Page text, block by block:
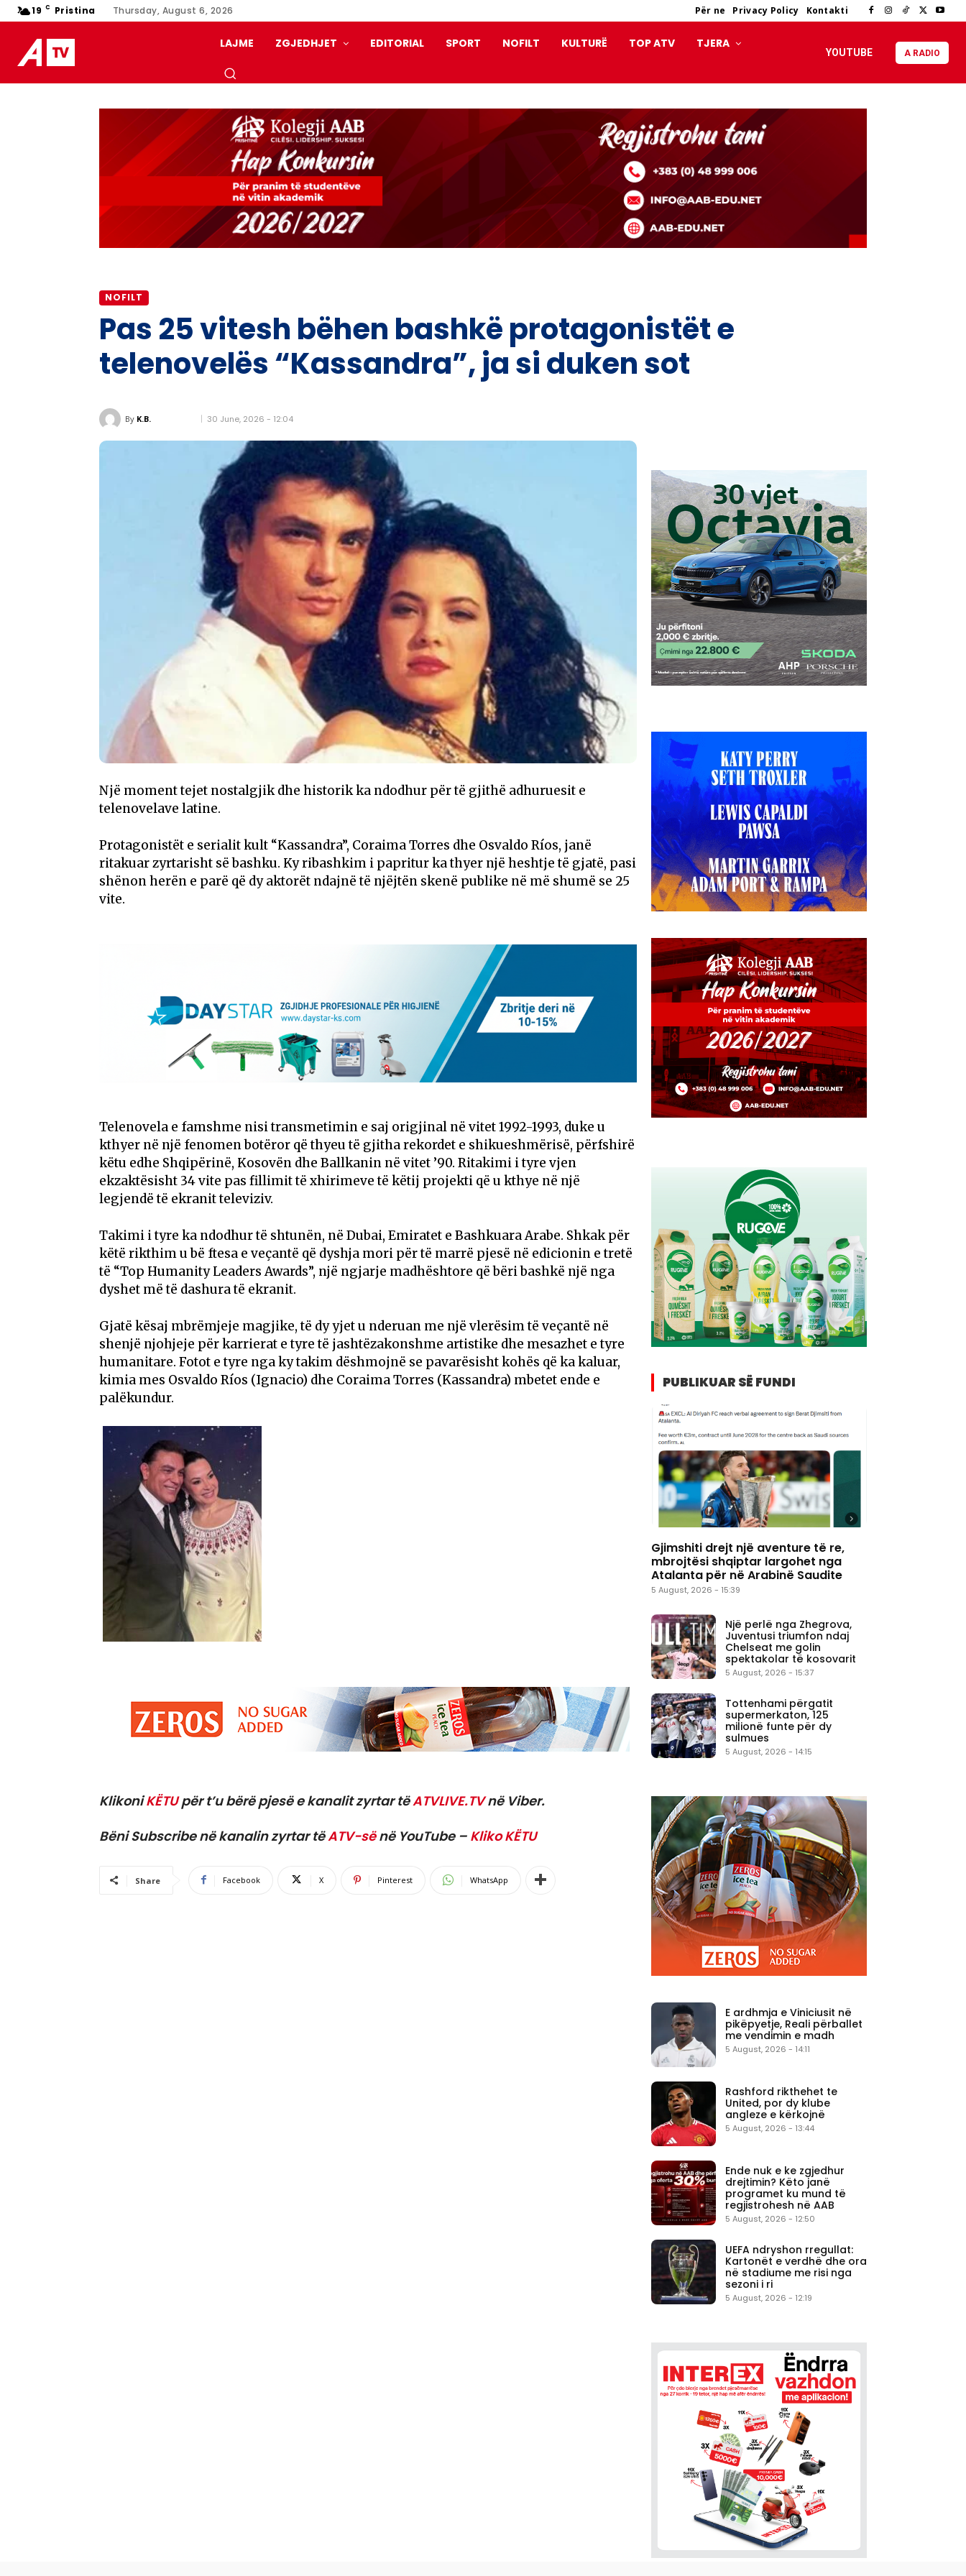
19 C Pristina Thursday, August 6, 2026 Për ne Privacy Policy Kontakti
LAJME ZGJEDHJET EDITORIAL SPORT NOFILT KULTURË TOP ATV TJERA
YOUTUBE A RADIO
NOFILT
Pas 25 vitesh bëhen bashkë protagonistët e
telenovelës “Kassandra”, ja si duken sot
By K.B. 30 June, 2026 - 12:04
Një moment tejet nostalgjik dhe historik ka ndodhur për të gjithë adhuruesit e
telenovelave latine.
Protagonistët e serialit kult “Kassandra”, Coraima Torres dhe Osvaldo Ríos, janë
ritakuar zyrtarisht së bashku. Ky ribashkim i papritur ka thyer një heshtje të gjatë, pasi
shënon herën e parë që dy aktorët ndajnë të njëjtën skenë publike në më shumë se 25
vite.
Telenovela e famshme nisi transmetimin e saj origjinal në vitet 1992-1993, duke u
kthyer në një fenomen botëror që thyeu të gjitha rekordet e shikueshmërisë, përfshirë
këtu edhe Shqipërinë, Kosovën dhe Ballkanin në vitet ’90. Ritakimi i tyre vjen
ekzaktësisht 34 vite pas fillimit të xhirimeve të këtij projekti që u kthye në një
legjendë të ekranit televiziv.
Takimi i tyre ka ndodhur të shtunën, në Dubai, Emiratet e Bashkuara Arabe. Shkak për
këtë rikthim u bë ftesa e veçantë që dyshja mori për të marrë pjesë në edicionin e tretë
të “Top Humanity Leaders Awards”, një ngjarje madhështore që bëri bashkë një nga
dyshet më të dashura të ekranit.
Gjatë kësaj mbrëmjeje magjike, të dy yjet u nderuan me një vlerësim të veçantë në
shenjë njohjeje për karrierat e tyre të jashtëzakonshme artistike dhe mesazhet e tyre
humanitare. Fotot e tyre nga ky takim dëshmojnë se pavarësisht kohës që ka kaluar,
kimia mes Osvaldo Ríos (Ignacio) dhe Coraima Torres (Kassandra) mbetet ende e
palëkundur.
KlikoniKËTUpër t’u bërë pjesë e kanalit zyrtar tëATVLIVE.TVnë Viber.
Bëni Subscribe në kanalin zyrtar tëATV-sënë YouTube – Kliko KËTU
Share Facebook X Pinterest WhatsApp
PUBLIKUAR SË FUNDI
Gjimshiti drejt një aventure të re,
mbrojtësi shqiptar largohet nga
Atalanta për në Arabinë Saudite
5 August, 2026 - 15:39
Një perlë nga Zhegrova,
Juventusi triumfon ndaj
Chelseat me golin
spektakolar të kosovarit
5 August, 2026 - 15:37
Tottenhami përgatit
supermerkaton, 125
milionë funte për dy
sulmues
5 August, 2026 - 14:15
E ardhmja e Viniciusit në
pikëpyetje, Reali përballet
me vendimin e madh
5 August, 2026 - 14:11
Rashford rikthehet te
United, por dy klube
angleze e kërkojnë
5 August, 2026 - 13:44
Ende nuk e ke zgjedhur
drejtimin? Këto janë
programet ku mund të
regjistrohesh në AAB
5 August, 2026 - 12:50
UEFA ndryshon rregullat:
Kartonët e verdhë dhe ora
në stadiume me risi nga
sezoni i ri
5 August, 2026 - 12:19